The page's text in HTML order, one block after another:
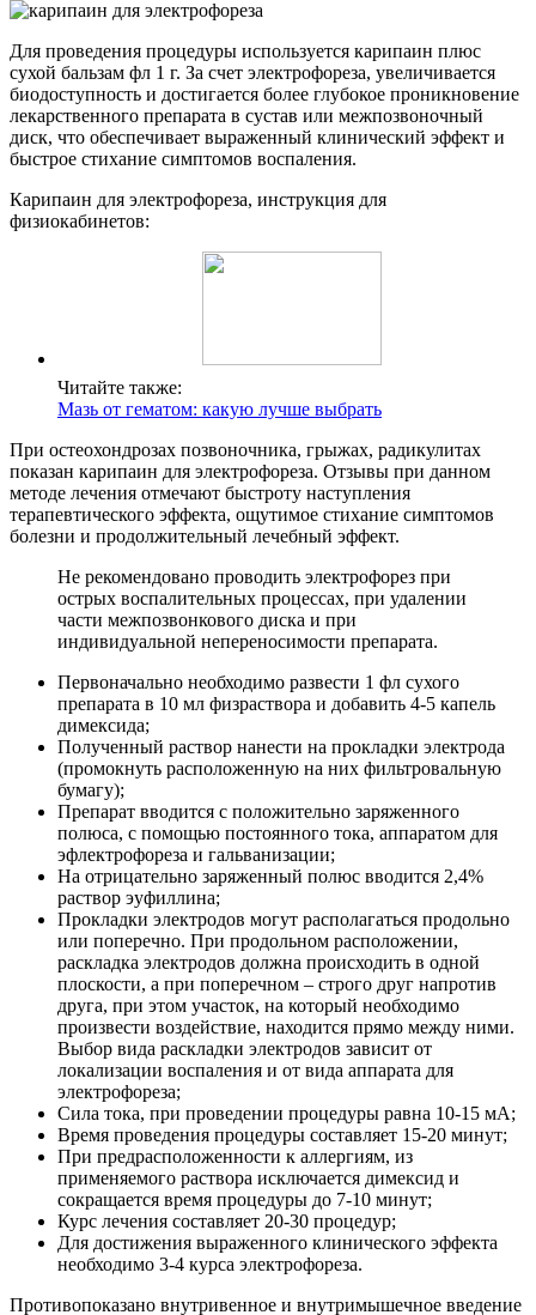
Для проведения процедуры используется карипаин плюс
сухой бальзам фл 1 г. За счет электрофореза, увеличивается
биодоступность и достигается более глубокое проникновение
лекарственного препарата в сустав или межпозвоночный
диск, что обеспечивает выраженный клинический эффект и
быстрое стихание симптомов воспаления.
Карипаин для электрофореза, инструкция для
физиокабинетов:
Читайте также:
Мазь от гематом: какую лучше выбрать
При остеохондрозах позвоночника, грыжах, радикулитах
показан карипаин для электрофореза. Отзывы при данном
методе лечения отмечают быстроту наступления
терапевтического эффекта, ощутимое стихание симптомов
болезни и продолжительный лечебный эффект.
Не рекомендовано проводить электрофорез при
острых воспалительных процессах, при удалении
части межпозвонкового диска и при
индивидуальной непереносимости препарата.
Первоначально необходимо развести 1 фл сухого
препарата в 10 мл физраствора и добавить 4-5 капель
димексида;
Полученный раствор нанести на прокладки электрода
(промокнуть расположенную на них фильтровальную
бумагу);
Препарат вводится с положительно заряженного
полюса, с помощью постоянного тока, аппаратом для
эфлектрофореза и гальванизации;
На отрицательно заряженный полюс вводится 2,4%
раствор эуфиллина;
Прокладки электродов могут располагаться продольно
или поперечно. При продольном расположении,
раскладка электродов должна происходить в одной
плоскости, а при поперечном – строго друг напротив
друга, при этом участок, на который необходимо
произвести воздействие, находится прямо между ними.
Выбор вида раскладки электродов зависит от
локализации воспаления и от вида аппарата для
электрофореза;
Сила тока, при проведении процедуры равна 10-15 мА;
Время проведения процедуры составляет 15-20 минут;
При предрасположенности к аллергиям, из
применяемого раствора исключается димексид и
сокращается время процедуры до 7-10 минут;
Курс лечения составляет 20-30 процедур;
Для достижения выраженного клинического эффекта
необходимо 3-4 курса электрофореза.
Противопоказано внутривенное и внутримышечное введение